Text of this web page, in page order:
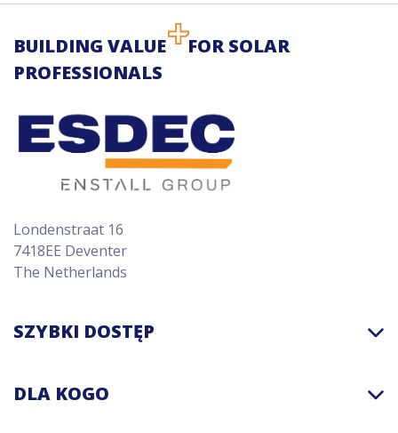
BUILDING VALUE
FOR SOLAR
PROFESSIONALS
Londenstraat 16
7418EE Deventer
The Netherlands
SZYBKI DOSTĘP
DLA KOGO